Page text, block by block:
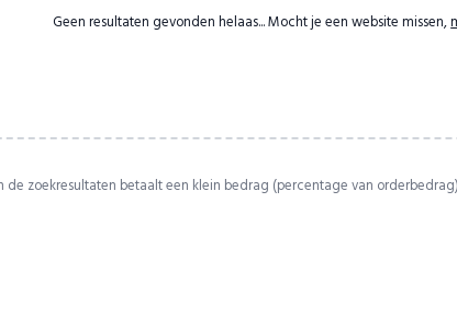
Geen resultaten gevonden helaas... Mocht je een website missen,
de zoekresultaten betaalt een klein bedrag (percentage van